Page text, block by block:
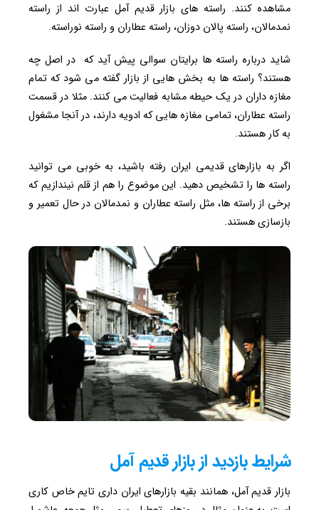
مشاهده کنند. راسته های بازار قدیم آمل عبارت اند از راسته
نمدمالان، راسته پالان دوزان، راسته عطاران و راسته نوراسته.
شاید درباره راسته ها برایتان سوالی پیش آید که در اصل چه
هستند؟ راسته ها به بخش هایی از بازار گفته می شود که تمام
مغازه داران در یک حیطه مشابه فعالیت می کنند. مثلا در قسمت
راسته عطاران، تمامی مغازه هایی که ادویه دارند، در آنجا مشغول
به کار هستند.
اگر به بازارهای قدیمی ایران رفته باشید، به خوبی می توانید
راسته ها را تشخیص دهید. این موضوع را هم از قلم نیندازیم که
برخی از راسته ها، مثل راسته عطاران و نمدمالان در حال تعمیر و
بازسازی هستند.
شرایط بازدید از بازار قدیم آمل
بازار قدیم آمل، همانند بقیه بازارهای ایران داری تایم خاص کاری